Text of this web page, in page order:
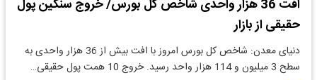
افت 36 هزار واحدی شاخص کل بورس/ خروج سنگین پول
حقیقی از بازار
دنیای معدن: شاخص کل بورس امروز با افت بیش از 36 هزار واحدی به
سطح 3 میلیون و 114 هزار واحد رسید. خروج 10 همت پول حقیقی…